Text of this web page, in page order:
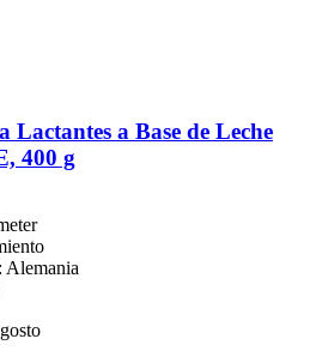
Lactantes a Base de Leche
400 g
Alemania